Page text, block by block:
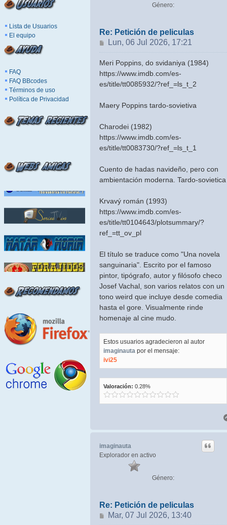
Lista de Usuarios
El equipo
FAQ
FAQ BBcodes
Términos de uso
Política de Privacidad
Género:
Re: Petición de peliculas
Mensaje
Lun, 06 Jul 2026, 17:21
Meri Poppins, do svidaniya (1984)
https://www.imdb.com/es-
es/title/tt0085932/?ref_=ls_t_2
Maery Poppins tardo-sovietiva
Charodei (1982)
https://www.imdb.com/es-
es/title/tt0083730/?ref_=ls_t_1
Cuento de hadas navideño, pero con
ambientación moderna. Tardo-sovietica
Krvavý román (1993)
https://www.imdb.com/es-
es/title/tt0104643/plotsummary/?
ref_=tt_ov_pl
El título se traduce como "Una novela
sanguinaria". Escrito por el famoso
pintor, tipógrafo, autor y filósofo checo
Josef Vachal, son varios relatos con un
tono weird que incluye desde comedia
hasta el gore. Visualmente rinde
homenaje al cine mudo.
Estos usuarios agradecieron al autor
imaginauta por el mensaje:
ivi25
Valoración: 0.28%
imaginauta
Explorador en activo
Género:
Re: Petición de peliculas
Mensaje
Mar, 07 Jul 2026, 13:40